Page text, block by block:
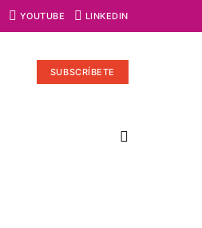
YOUTUBE LINKEDIN
SUBSCRÍBETE